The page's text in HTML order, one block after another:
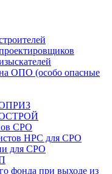
ОПО (особо опасные
СРО
НРС для СРО
для СРО
фонда при выходе из